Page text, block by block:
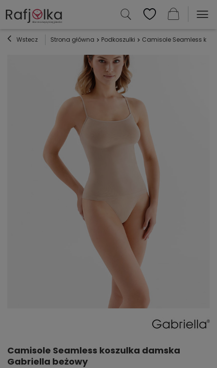
Wstecz Strona główna Podkoszulki Camisole Seamless
Camisole Seamless koszulka damska
Gabriella beżowy